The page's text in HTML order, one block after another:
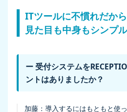
ITツールに不慣れだか
見た目も中身もシンプ
ー 受付システムを
ントはありましたか？
加藤：導入するにはもともと使